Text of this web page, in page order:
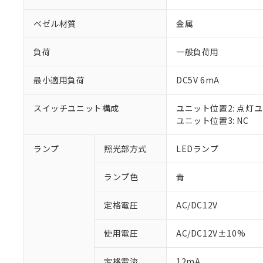
ベゼル材質 金属
負荷 一般負荷用
最小適用負荷 DC5V 6mA
スイッチユニット構成
ユニット位置2: 点灯
ユニット位置3: NC
ランプ 照光部方式 LEDランプ
ランプ色 青
定格電圧 AC/DC12V
使用電圧 AC/DC12V±10%
ご利用条件
以下の条件をお
※1 対応状況
対応予定：EU
対応予定なし：
調査・確認中：
非該当品：ライセ
※1 中国